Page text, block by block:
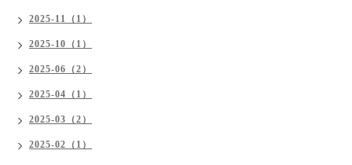
2025-11（1）
2025-10（1）
2025-06（2）
2025-04（1）
2025-03（2）
2025-02（1）